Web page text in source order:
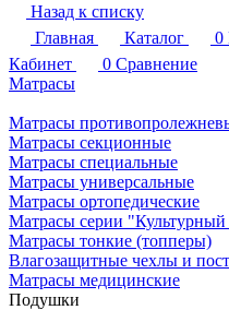
Назад к списку
Главная
Каталог 0
Кабинет
0 Сравнение
Матрасы
Матрасы
Матрасы секционные
Матрасы специальные
Матрасы универсальные
Матрасы ортопедические
Матрасы серии "Культурный
Матрасы тонкие (топперы)
Влагозащитные чехлы и
Матрасы медицинские
Подушки